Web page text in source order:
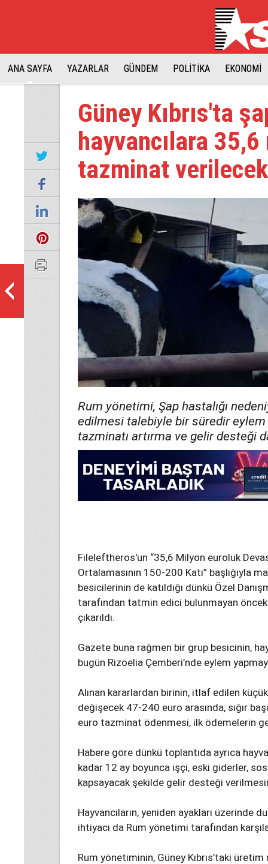
ANA SAYFA YAZARLAR GÜNDEM POLİTİKA EKONOMİ
Güney Kıbrıs'ta
hayvancılara
tazminat verilecek
Rum yönetimi, Şap hastalığı
edilmesi talebiyle bir süredir
tazminatı artırma ve gelir desteği
Fileleftheros'un “35,6 Milyon euroluk
Ortalamasının 150-200 Katı” başlığıyla
besicilerinin de katıldığı dünkü Özel
tarafından tatmin edici bulunmayan
çıkarıldı.
Gazete buna rağmen bir grup besicinin,
bugün Rizoelia Çemberi’nde eylem
Alınan kararlardan birinin, itlaf edilen
değişecek 47-240 euro arasında, sığır
euro tazminat ödenmesi, ilk ödemelerin
Habere göre dünkü toplantıda ayrıca
kadar 12 ay boyunca işçi, eski giderler,
kapsayacak şekilde gelir desteği
Hayvancıların, yeniden ayakları üzerinde
ihtiyacı da Rum yönetimi tarafından
Rum yönetiminin, Güney Kıbrıs’taki